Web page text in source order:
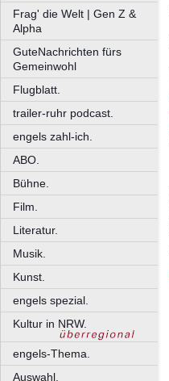
Frag' die Welt | Gen Z &
Alpha
GuteNachrichten fürs
Gemeinwohl
Flugblatt.
trailer-ruhr podcast.
engels zahl-ich.
ABO.
Bühne.
Film.
Literatur.
Musik.
Kunst.
engels spezial.
Kultur in NRW.
engels-Thema.
Auswahl.